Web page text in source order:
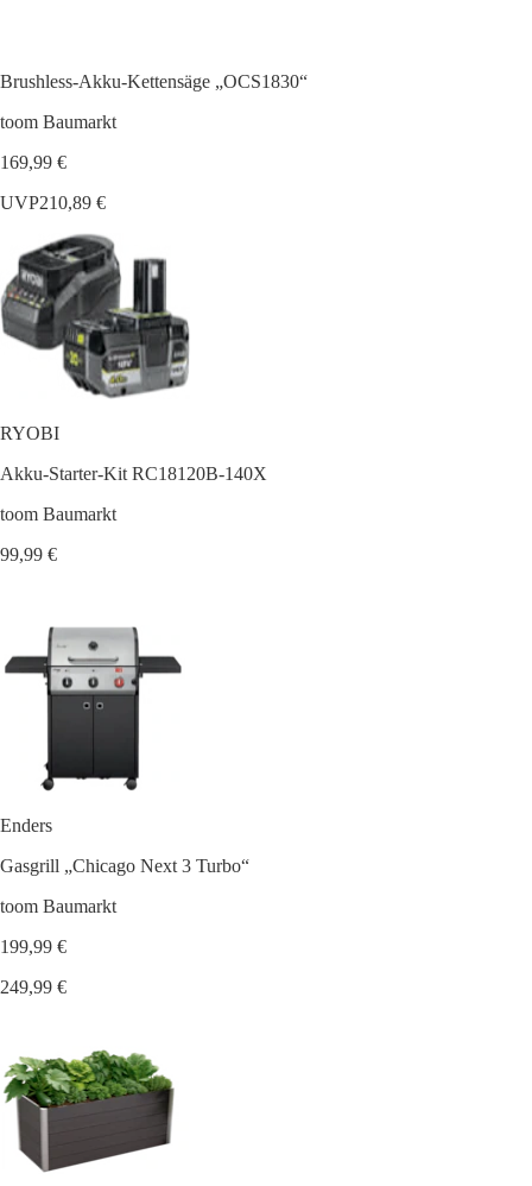
Brushless-Akku-Kettensäge „OCS1830“
toom Baumarkt
169,99 €
UVP210,89 €
RYOBI
Akku-Starter-Kit RC18120B-140X
toom Baumarkt
99,99 €
Enders
Gasgrill „Chicago Next 3 Turbo“
toom Baumarkt
199,99 €
249,99 €